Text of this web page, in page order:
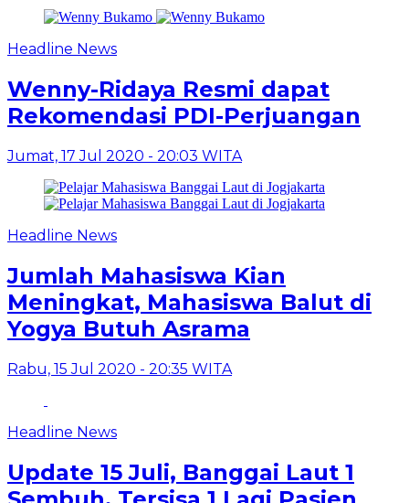
Headline News
Wenny-Ridaya Resmi dapat
Rekomendasi PDI-Perjuangan
Jumat, 17 Jul 2020 - 20:03 WITA
Headline News
Jumlah Mahasiswa Kian
Meningkat, Mahasiswa Balut di
Yogya Butuh Asrama
Rabu, 15 Jul 2020 - 20:35 WITA
Headline News
Update 15 Juli, Banggai Laut 1